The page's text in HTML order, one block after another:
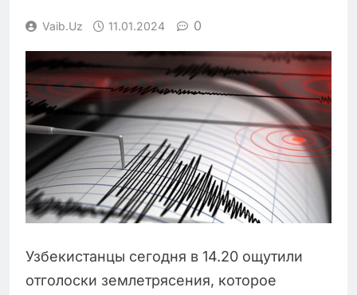
Vaib.uz 11.01.2024 0
Узбекистанцы сегодня в 14.20 ощутили
отголоски землетрясения, которое